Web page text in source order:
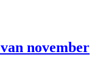
november